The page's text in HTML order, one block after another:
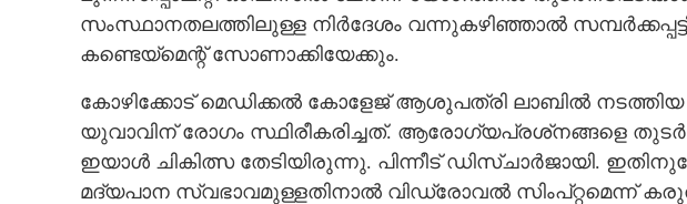
സംസ്ഥാനതലത്തിലുള്ള നിർദേശം വന്നുകഴിഞ്ഞാൽ
കണ്ടെയ്‌മെന്റ് സോണാക്കിയേക്കും.
കോഴിക്കോട് മെഡിക്കൽ കോളേജ് ആശുപത്രി ലാബിൽ
യുവാവിന് രോഗം സ്ഥിരീകരിച്ചത്. ആരോഗ്യപ്രശ്‌‌നങ്ങളെ
ഇയാൾ ചികിത്സ തേടിയിരുന്നു. പിന്നീട് ഡിസ്‌ചാർജായി.
മദ്യപാന സ്വഭാവമുള്ളതിനാൽ വിഡ്രോവൽ സിംപ്റ്റമെന്ന്